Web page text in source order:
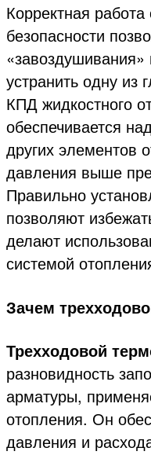
Корректная
безопасности
«завоздушивания»
устранить одну из
КПД жидкостного
обеспечивается
других элементов
давления выше
Правильно
позволяют
делают
системой
Зачем
Трехходовой
разновидность
арматуры,
отопления. Он
давления и